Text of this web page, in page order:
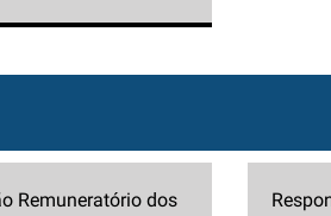
Remuneratório dos